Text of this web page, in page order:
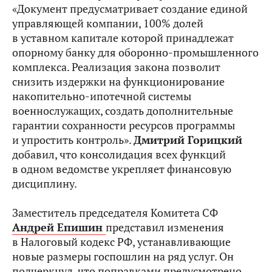
«Документ предусматривает создание единой
управляющей компании, 100% долей
в уставном капитале которой принадлежат
опорному банку для оборонно-промышленного
комплекса. Реализация закона позволит
снизить издержки на функционирование
накопительно-ипотечной системы
военнослужащих, создать дополнительные
гарантии сохранности ресурсов программы
и упростить контроль».Дмитрий Горицкий
добавил, что консолидация всех функций
в одном ведомстве укрепляет финансовую
дисциплину.
Заместитель председателя Комитета СФ
Андрей Епишин представил изменения
в Налоговый кодекс РФ, устанавливающие
новые размеры госпошлин на ряд услуг. Он